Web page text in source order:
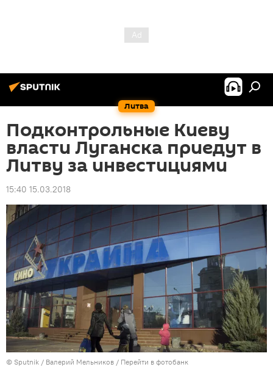
Литва
Подконтрольные Киеву
власти Луганска приедут в
Литву за инвестициями
15:40 15.03.2018
© Sputnik / Валерий Мельников / Перейти в фотобанк